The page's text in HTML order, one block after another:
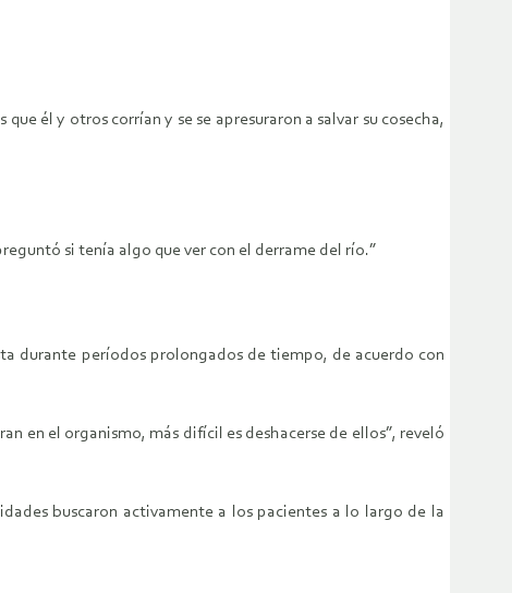
él y otros corrían y se se apresuraron a salvar su cosecha,
si tenía algo que ver con el derrame del río.”
durante períodos prolongados de tiempo, de acuerdo con
en el organismo, más difícil es deshacerse de ellos”, reveló
buscaron activamente a los pacientes a lo largo de la